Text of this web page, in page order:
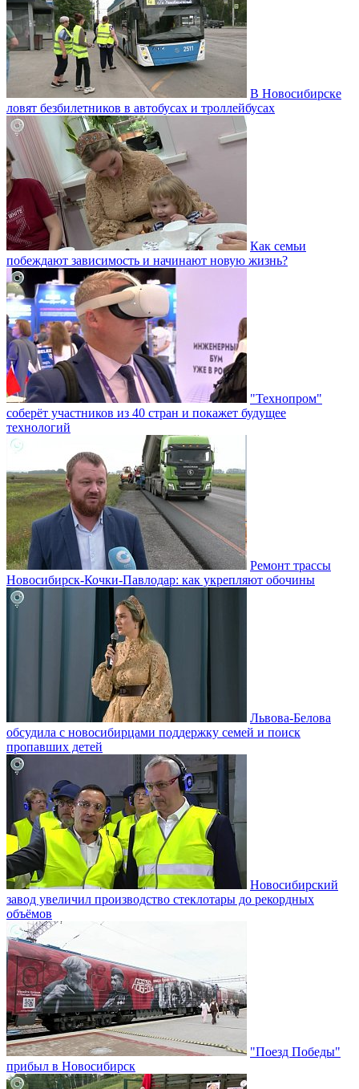
В Новосибирске
ловят безбилетников в автобусах и троллейбусах
Как семьи
побеждают зависимость и начинают новую жизнь?
"Технопром"
соберёт участников из 40 стран и покажет будущее
технологий
Ремонт трассы
Новосибирск-Кочки-Павлодар: как укрепляют обочины
Львова-Белова
обсудила с новосибирцами поддержку семей и поиск
пропавших детей
Новосибирский
завод увеличил производство стеклотары до рекордных
объёмов
"Поезд Победы"
прибыл в Новосибирск